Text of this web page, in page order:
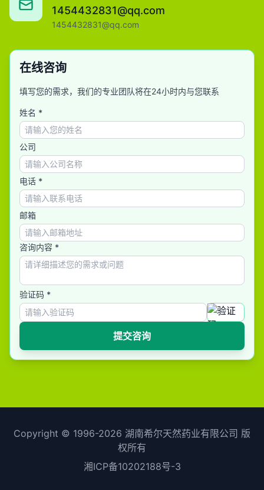
1454432831@qq.com
1454432831@qq.com
在线咨询
填写您的需求，我们的专业团队将在24小时内与您联系
姓名 *
公司
电话 *
邮箱
咨询内容 *
验证码 *
提交咨询
Copyright © 1996-2026 湖南希尔天然药业有限公司 版
权所有
湘ICP备10202188号-3